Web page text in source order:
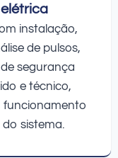
instalação,
de pulsos,
segurança
e técnico,
sistema.